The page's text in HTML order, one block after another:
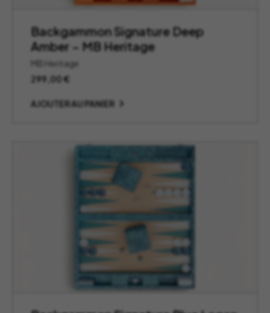
Backgammon Signature Deep
Amber – MB Heritage
MB Heritage
299,00€
AJOUTER AU PANIER